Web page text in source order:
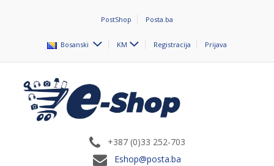
PostShop Posta.ba
Bosanski KM Registracija Prijava
+387 (0)33 252-703
Eshop@posta.ba